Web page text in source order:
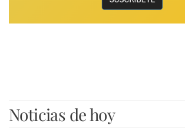
Noticias de hoy